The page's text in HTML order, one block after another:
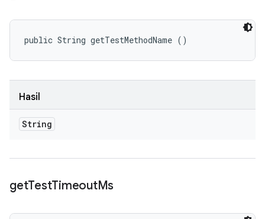
public String getTestMethodName ()
Hasil
String
getTestTimeoutMs